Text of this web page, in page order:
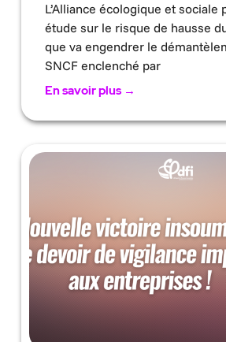
L’Alliance écologique et sociale
étude sur le risque de hausse
que va engendrer le
SNCF enclenché par
En savoir plus →